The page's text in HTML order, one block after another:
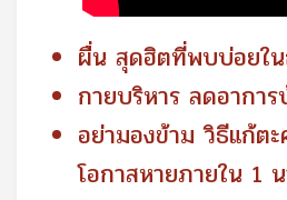
ผื่น สุดฮิตที่พบบ่อยใ
กายบริหาร ลดอากา
อย่ามองข้าม วิธีแก้ต
โอกาสหายภายใน 1